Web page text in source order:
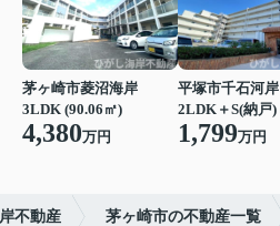
茅ヶ崎市菱沼海岸
3LDK (90.06㎡)
4,380万円
平塚市千石河岸
1,799万円
不動産 茅ヶ崎市の不動産一覧